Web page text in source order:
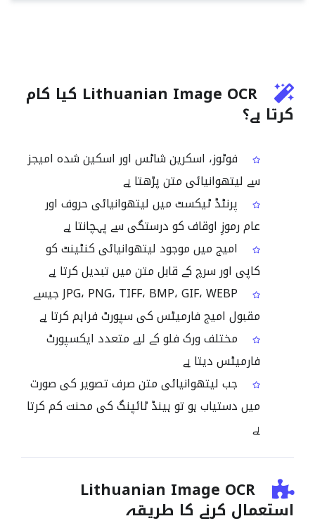
Lithuanian Image OCR کیا کام
کرتا ہے؟
فوٹوز، اسکرین شاٹس اور اسکین شدہ امیجز
سے لیتھوانیائی متن پڑھتا ہے
پرنٹڈ ٹیکسٹ میں لیتھوانیائی حروف اور
عام رموزِ اوقاف کو درستگی سے پہچانتا ہے
امیج میں موجود لیتھوانیائی کنٹینٹ کو
کاپی اور سرچ کے قابل متن میں تبدیل کرتا ہے
JPG، PNG، TIFF، BMP، GIF، WEBP جیسے
مقبول امیج فارمیٹس کی سپورٹ فراہم کرتا ہے
مختلف ورک فلو کے لیے متعدد ایکسپورٹ
فارمیٹس دیتا ہے
جب لیتھوانیائی متن صرف تصویر کی صورت
میں دستیاب ہو تو ہینڈ ٹائپنگ کی محنت کم کرتا
ہے
Lithuanian Image OCR
استعمال کرنے کا طریقہ